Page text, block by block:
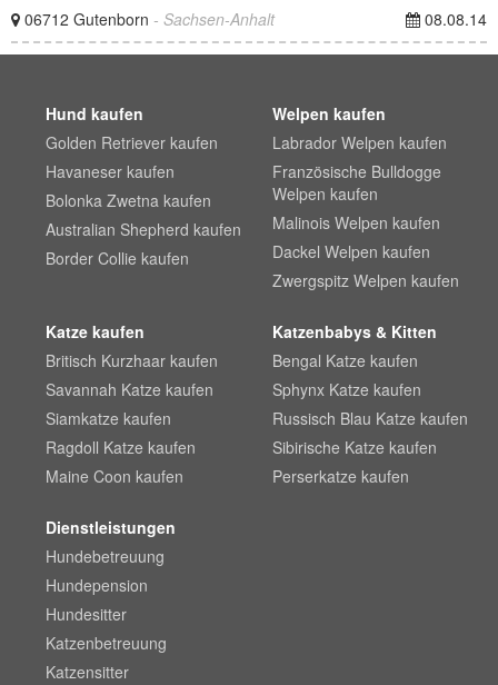
06712 Gutenborn - Sachsen-Anhalt 08.08.14
Hund kaufen
Golden Retriever kaufen
Havaneser kaufen
Bolonka Zwetna kaufen
Australian Shepherd kaufen
Border Collie kaufen
Welpen kaufen
Labrador Welpen kaufen
Französische Bulldogge
Welpen kaufen
Malinois Welpen kaufen
Dackel Welpen kaufen
Zwergspitz Welpen kaufen
Katze kaufen
Britisch Kurzhaar kaufen
Savannah Katze kaufen
Siamkatze kaufen
Ragdoll Katze kaufen
Maine Coon kaufen
Katzenbabys & Kitten
Bengal Katze kaufen
Sphynx Katze kaufen
Russisch Blau Katze kaufen
Sibirische Katze kaufen
Perserkatze kaufen
Dienstleistungen
Hundebetreuung
Hundepension
Hundesitter
Katzenbetreuung
Katzensitter